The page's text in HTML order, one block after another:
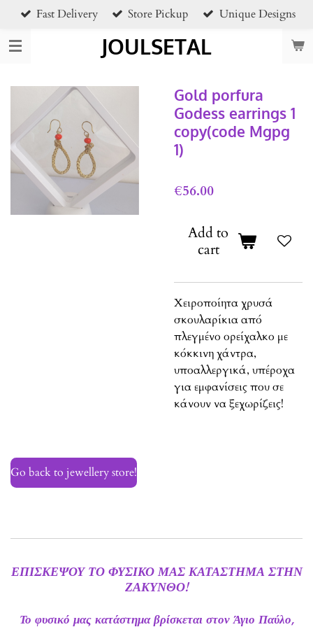
Skip
main
JOULSETAL
Fast Delivery Store Pickup Unique Designs
Gold porfura
Godess earrings 1
copy(code Mgpg
1)
€56.00
Add to
cart
Xειροποίητα χρυσά
σκουλαρίκια από
πλεγμένο ορείχαλκο με
κόκκινη χάντρα,
υποαλλεργικά, υπέροχα
για εμφανίσεις που σε
κάνουν να ξεχωρίζεις!
Go back to jewellery store!
ΕΠΙΣΚΕΨΟΥ ΤΟ ΦΥΣΙΚΟ ΜΑΣ ΚΑΤΑΣΤΗΜΑ ΣΤΗΝ
ΖΑΚΥΝΘΟ!
Το φυσικό μας κατάστημα βρίσκεται στον Άγιο Παύλο,